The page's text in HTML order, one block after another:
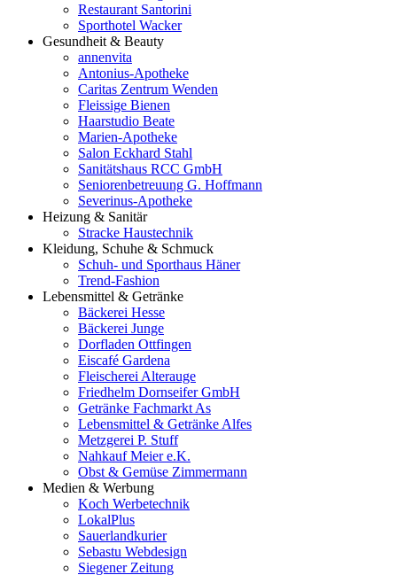
Restaurant Santorini
Sporthotel Wacker
Gesundheit & Beauty
annenvita
Antonius-Apotheke
Caritas Zentrum Wenden
Fleissige Bienen
Haarstudio Beate
Marien-Apotheke
Salon Eckhard Stahl
Sanitätshaus RCC GmbH
Seniorenbetreuung G. Hoffmann
Severinus-Apotheke
Heizung & Sanitär
Stracke Haustechnik
Kleidung, Schuhe & Schmuck
Schuh- und Sporthaus Häner
Trend-Fashion
Lebensmittel & Getränke
Bäckerei Hesse
Bäckerei Junge
Dorfladen Ottfingen
Eiscafé Gardena
Fleischerei Alterauge
Friedhelm Dornseifer GmbH
Getränke Fachmarkt As
Lebensmittel & Getränke Alfes
Metzgerei P. Stuff
Nahkauf Meier e.K.
Obst & Gemüse Zimmermann
Medien & Werbung
Koch Werbetechnik
LokalPlus
Sauerlandkurier
Sebastu Webdesign
Siegener Zeitung